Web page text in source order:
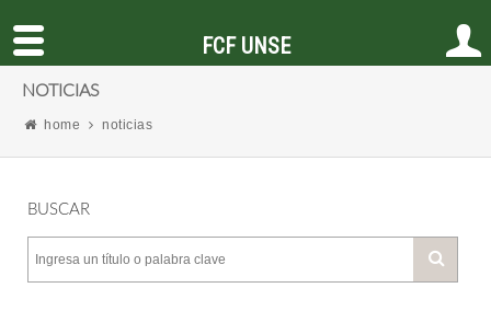
NOTICIAS
home noticias
BUSCAR
FCF UNSE